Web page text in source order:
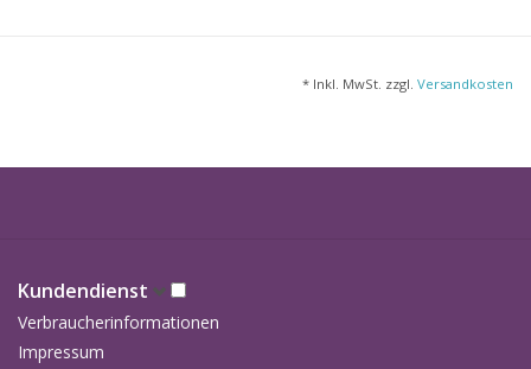
* Inkl. MwSt. zzgl. Versandkosten
Kundendienst
Verbraucherinformationen
Impressum